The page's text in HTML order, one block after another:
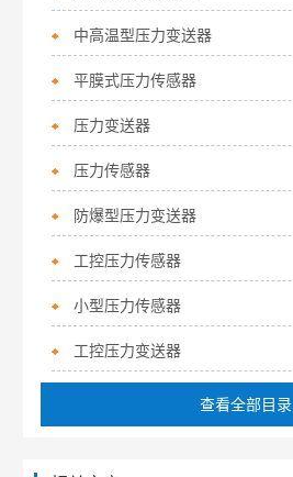
中高温型压力变送器
平膜式压力传感器
压力变送器
压力传感器
防爆型压力变送器
工控压力传感器
小型压力传感器
工控压力变送器
查看全部目录